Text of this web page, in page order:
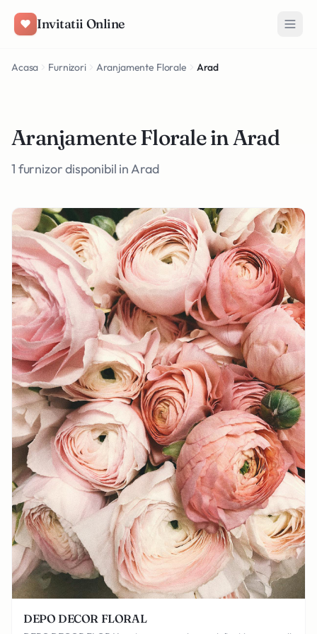
Invitatii Online
Acasa Furnizori Aranjamente Florale Arad
Aranjamente Florale in Arad
1 furnizor disponibil in Arad
DEPO DECOR FLORAL